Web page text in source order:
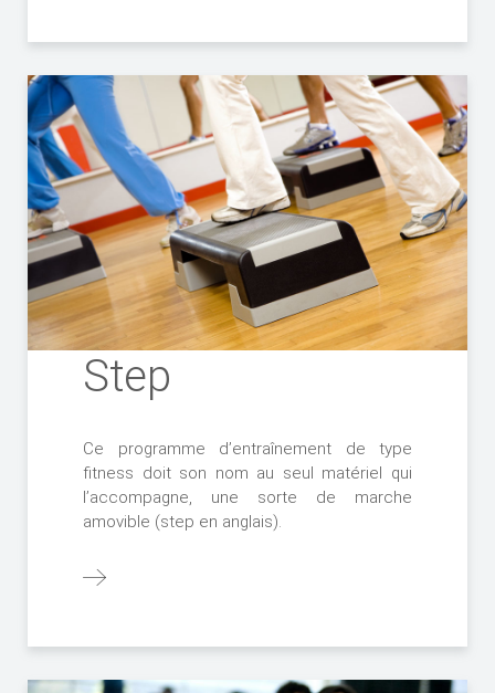
Step
Ce programme d’entraînement de type
fitness doit son nom au seul matériel qui
l’accompagne, une sorte de marche
amovible (step en anglais).